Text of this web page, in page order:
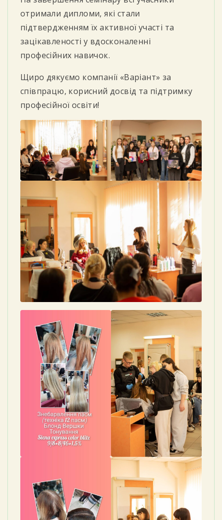
отримали дипломи, які стали
підтвердженням їх активної участі та
зацікавленості у вдосконаленні
професійних навичок.
Щиро дякуємо компанії «Варіант» за
співпрацю, корисний досвід та підтримку
професійної освіти!